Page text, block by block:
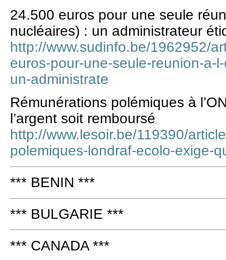
24.500 euros pour une seule
nucléaires) : un administrateur
http://www.sudinfo.be/1962952/
euros-pour-une-seule-reunion-a-
un-administrate
Rémunérations polémiques à
l’argent soit remboursé
http://www.lesoir.be/119390/
polemiques-londraf-ecolo-exige-
*** BENIN ***
*** BULGARIE ***
*** CANADA ***